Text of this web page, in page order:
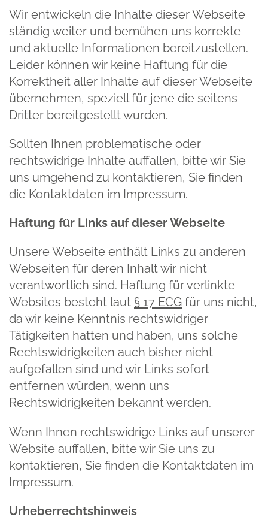
Wir entwickeln die Inhalte dieser Webseite
ständig weiter und bemühen uns korrekte
und aktuelle Informationen bereitzustellen.
Leider können wir keine Haftung für die
Korrektheit aller Inhalte auf dieser Webseite
übernehmen, speziell für jene die seitens
Dritter bereitgestellt wurden.
Sollten Ihnen problematische oder
rechtswidrige Inhalte auffallen, bitte wir Sie
uns umgehend zu kontaktieren, Sie finden
die Kontaktdaten im Impressum.
Haftung für Links auf dieser Webseite
Unsere Webseite enthält Links zu anderen
Webseiten für deren Inhalt wir nicht
verantwortlich sind. Haftung für verlinkte
Websites besteht laut § 17 ECG für uns nicht,
da wir keine Kenntnis rechtswidriger
Tätigkeiten hatten und haben, uns solche
Rechtswidrigkeiten auch bisher nicht
aufgefallen sind und wir Links sofort
entfernen würden, wenn uns
Rechtswidrigkeiten bekannt werden.
Wenn Ihnen rechtswidrige Links auf unserer
Website auffallen, bitte wir Sie uns zu
kontaktieren, Sie finden die Kontaktdaten im
Impressum.
Urheberrechtshinweis